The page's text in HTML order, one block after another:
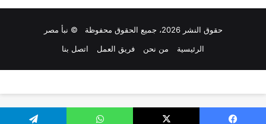
حقوق النشر 2026، جميع الحقوق محفوظة © نبأ مصر
الرئيسية
من نحن فريق العمل اتصل بنا